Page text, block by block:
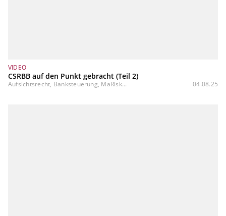
VIDEO
CSRBB auf den Punkt gebracht (Teil 2)
Aufsichtsrecht, Banksteuerung, MaRisk... 04.08.25